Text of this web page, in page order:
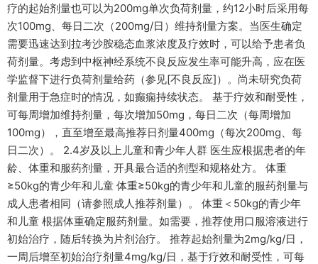
疗的起始剂量也可以为200mg单次负荷剂量，约12小时后采用每
次100mg、每日二次（200mg/日）维持剂量方案。当医生确定
需要迅速达到拉考沙胺稳态血浆浓度及疗效时，可以给予患者负
荷剂量。考虑到中枢神经系统不良反应发生率可能升高，应在医
学监督下进行负荷剂量给药（参见[不良反应]）。尚未研究负荷
剂量用于急症时的情况，如癫痫持续状态。 基于疗效和耐受性，
可每周增加维持剂量，每次增加50mg，每日二次（每周增加
100mg），直至增至最高推荐日剂量400mg（每次200mg、每
日二次）。 2.4岁及以上儿童和青少年人群 医生应根据患者的年
龄、体重和服药剂量，开具最合适的剂型和规格处方。 体重
≥50kg的青少年和儿童 体重≥50kg的青少年和儿童的服药剂量与
成人患者相同（请参照成人推荐剂量）。 体重＜50kg的青少年
和儿童 根据体重确定服药剂量。如需要，推荐使用口服溶液进行
初始治疗，随后转换为片剂治疗。 推荐起始剂量为2mg/kg/日，
一周后增至初始治疗剂量4mg/kg/日，基于疗效和耐受性，可每